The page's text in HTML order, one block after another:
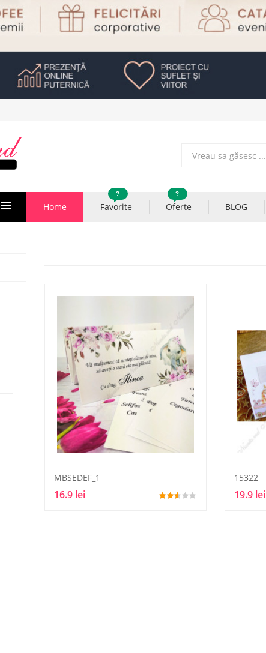
Home Favorite
?
Oferte
?
BLOG
MBSEDEF_1
16.9 lei
15322
19.9 lei